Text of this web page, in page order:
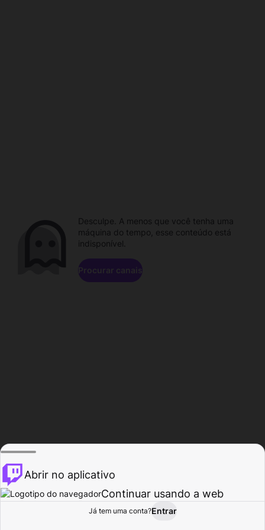
Procurar Atividade
Desculpe. A menos que você tenha uma
máquina do tempo, esse conteúdo está
indisponível.
Procurar canais
Abrir no aplicativo
Continuar usando a web
Já tem uma conta?Entrar